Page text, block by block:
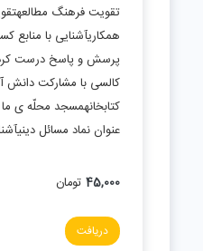
تقویت فرهنگ
همکاریآشنایی با منابع
پرسش و پاسخ درست
کالسی با مشارکت دانش
کتابخانهمسجد محلّه ی
عنوان نماد مسائل
45,000 تومان
دریافت